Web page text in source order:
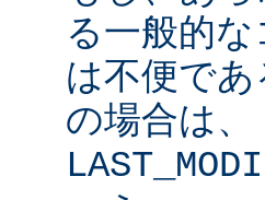
る一般的
は不便で
の場合は